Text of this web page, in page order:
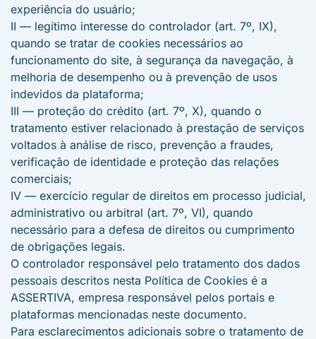
experiência do usuário;
II — legítimo interesse do controlador (art. 7º, IX),
quando se tratar de cookies necessários ao
funcionamento do site, à segurança da navegação, à
melhoria de desempenho ou à prevenção de usos
indevidos da plataforma;
III — proteção do crédito (art. 7º, X), quando o
tratamento estiver relacionado à prestação de serviços
voltados à análise de risco, prevenção a fraudes,
verificação de identidade e proteção das relações
comerciais;
IV — exercício regular de direitos em processo judicial,
administrativo ou arbitral (art. 7º, VI), quando
necessário para a defesa de direitos ou cumprimento
de obrigações legais.
O controlador responsável pelo tratamento dos dados
pessoais descritos nesta Política de Cookies é a
ASSERTIVA, empresa responsável pelos portais e
plataformas mencionadas neste documento.
Para esclarecimentos adicionais sobre o tratamento de